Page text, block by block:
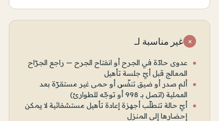
× غير مناسبة لـ
عدوى حادّة في الجرح أو انفتاح الجرح — راجع الجرّاح
المعالج قبل أيّ جلسة تأهيل
ألم صدر أو ضيق تنفّس أو حمى غير مستقرّة بعد
العملية (اتصل بـ 998 أو توجّه للطوارئ)
أيّ حالة تتطلّب أجهزة إعادة تأهيل مستشفائية لا يمكن
إحضارها إلى المنزل